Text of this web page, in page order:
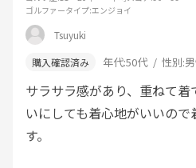
ゴルファータイプ:エンジョイ
Tsuyuki
年代:50代 性別:
サラサラ感があり、重ねて
いにしても着心地がいいの
す。